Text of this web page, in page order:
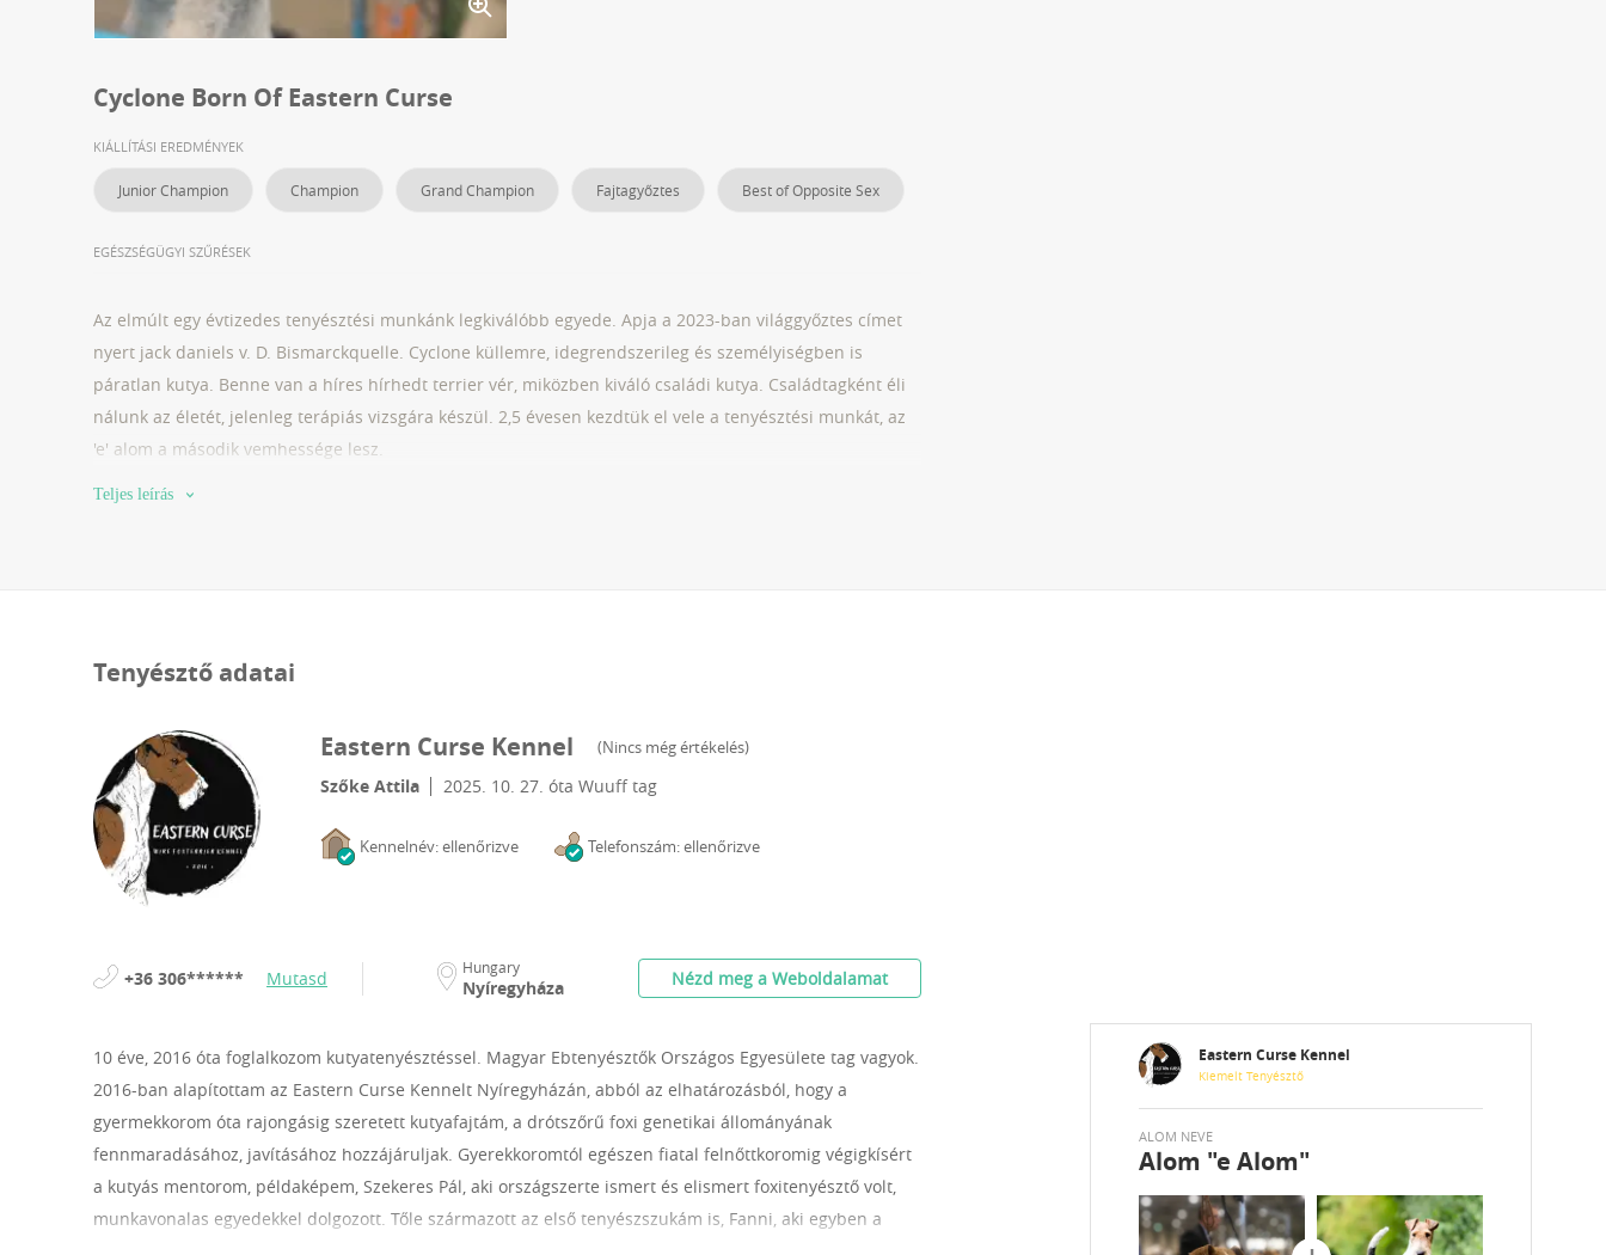
Eastern Curse Kennel
Kiemelt Tenyésztő
ALOM NEVE
Alom "e Alom"
Cyclone Born Of Eastern Curse
KIÁLLÍTÁSI EREDMÉNYEK
Junior Champion Champion Grand Champion Fajtagyőztes Best of Opposite Sex
EGÉSZSÉGÜGYI SZŰRÉSEK
Az elmúlt egy évtizedes tenyésztési munkánk legkiválóbb egyede. Apja a 2023-ban világgyőztes címet
nyert jack daniels v. D. Bismarckquelle. Cyclone küllemre, idegrendszerileg és személyiségben is
páratlan kutya. Benne van a híres hírhedt terrier vér, miközben kiváló családi kutya. Családtagként éli
nálunk az életét, jelenleg terápiás vizsgára készül. 2,5 évesen kezdtük el vele a tenyésztési munkát, az
'e' alom a második vemhessége lesz.
Teljes leírás
Tenyésztő adatai
Eastern Curse Kennel (Nincs még értékelés)
Szőke Attila 2025. 10. 27. óta Wuuff tag
Kennelnév: ellenőrizve Telefonszám: ellenőrizve
+36 306****** Mutasd Hungary
Nyíregyháza Nézd meg a Weboldalamat
10 éve, 2016 óta foglalkozom kutyatenyésztéssel. Magyar Ebtenyésztők Országos Egyesülete tag vagyok.
2016-ban alapítottam az Eastern Curse Kennelt Nyíregyházán, abból az elhatározásból, hogy a
gyermekkorom óta rajongásig szeretett kutyafajtám, a drótszőrű foxi genetikai állományának
fennmaradásához, javításához hozzájáruljak. Gyerekkoromtól egészen fiatal felnőttkoromig végigkísért
a kutyás mentorom, példaképem, Szekeres Pál, aki országszerte ismert és elismert foxitenyésztő volt,
munkavonalas egyedekkel dolgozott. Tőle származott az első tenyészszukám is, Fanni, aki egyben a